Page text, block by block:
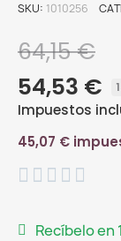
SKU 1010256
64,15 €
54,53 €
Impuestos
45,07 €
    
Recíbelo en